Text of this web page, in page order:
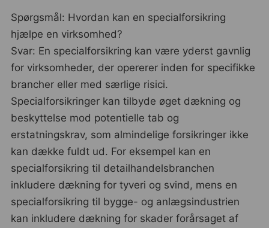
Spørgsmål: Hvordan kan en specialforsikring
hjælpe en virksomhed?
Svar: En specialforsikring kan være yderst gavnlig
for virksomheder, der opererer inden for specifikke
brancher eller med særlige risici.
Specialforsikringer kan tilbyde øget dækning og
beskyttelse mod potentielle tab og
erstatningskrav, som almindelige forsikringer ikke
kan dække fuldt ud. For eksempel kan en
specialforsikring til detailhandelsbranchen
inkludere dækning for tyveri og svind, mens en
specialforsikring til bygge- og anlægsindustrien
kan inkludere dækning for skader forårsaget af